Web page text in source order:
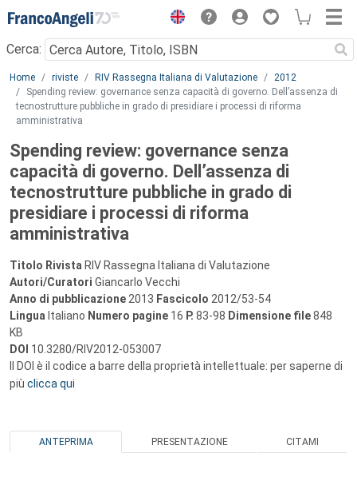
Menu
Cerca:
Main content
Home riviste RIV Rassegna Italiana di Valutazione
2012
Spending review: governance senza capacità di governo. Dell’assenza di
tecnostrutture pubbliche in grado di presidiare i processi di riforma
amministrativa
Spending review: governance senza
capacità di governo. Dell’assenza di
tecnostrutture pubbliche in grado di
presidiare i processi di riforma
amministrativa
Titolo Rivista RIV Rassegna Italiana di Valutazione
Autori/Curatori Giancarlo Vecchi
Anno di pubblicazione 2013 Fascicolo 2012/53-54
Lingua Italiano Numero pagine 16 P. 83-98 Dimensione file848
KB
DOI 10.3280/RIV2012-053007
Il DOI è il codice a barre della proprietà intellettuale: per saperne di
più clicca qui
ANTEPRIMA PRESENTAZIONE CITAMI